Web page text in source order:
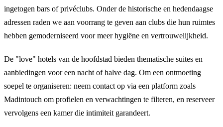
ingetogen bars of privéclubs. Onder de historische en hedendaagse
adressen raden we aan voorrang te geven aan clubs die hun ruimtes
hebben gemoderniseerd voor meer hygiëne en vertrouwelijkheid.
De "love" hotels van de hoofdstad bieden thematische suites en
aanbiedingen voor een nacht of halve dag. Om een ontmoeting
soepel te organiseren: neem contact op via een platform zoals
Madintouch om profielen en verwachtingen te filteren, en reserveer
vervolgens een kamer die intimiteit garandeert.